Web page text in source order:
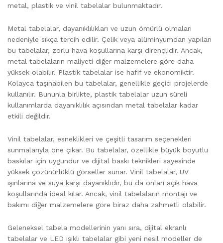
metal, plastik ve vinil tabelalar bulunmaktadır.
Metal tabelalar, dayanıklılıkları ve uzun ömürlü olmaları
nedeniyle sıkça tercih edilir. Çelik veya alüminyumdan yapılan
bu tabelalar, zorlu hava koşullarına karşı dirençlidir. Ancak,
metal tabelaların maliyeti diğer malzemelere göre daha
yüksek olabilir. Plastik tabelalar ise hafif ve ekonomiktir.
Kolayca taşınabilen bu tabelalar, genellikle geçici projelerde
kullanılır. Bununla birlikte, plastik tabelalar uzun süreli
kullanımlarda dayanıklılık açısından metal tabelalar kadar
etkili değildir.
Vinil tabelalar, esneklikleri ve çeşitli tasarım seçenekleri
sunmalarıyla öne çıkar. Bu tabelalar, özellikle büyük boyutlu
baskılar için uygundur ve dijital baskı teknikleri sayesinde
yüksek çözünürlüklü görseller sunar. Vinil tabelalar, UV
ışınlarına ve suya karşı dayanıklıdır, bu da onları açık hava
koşullarında ideal kılar. Ancak, vinil tabelaların montajı ve
bakımı diğer malzemelere göre biraz daha zahmetli olabilir.
Geleneksel tabela modellerinin yanı sıra, dijital ekranlı
tabelalar ve LED ışıklı tabelalar gibi yeni nesil modeller de